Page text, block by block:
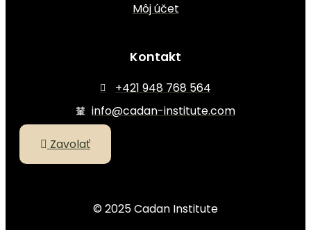
Môj účet
Kontakt
+421 948 768 564
info@cadan-institute.com
Zavolať
© 2025 Cadan Institute